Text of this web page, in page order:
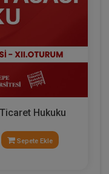
Hukuku
Sepete Ekle